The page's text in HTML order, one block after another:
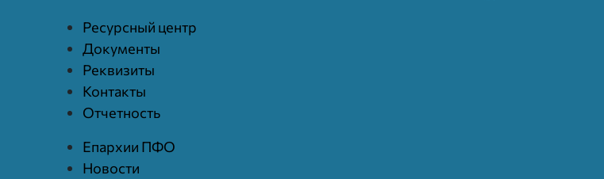
Ресурcный центр
Документы
Реквизиты
Контакты
Отчетность
Епархии ПФО
Новости